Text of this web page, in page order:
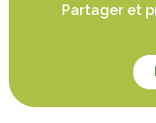
Partager et